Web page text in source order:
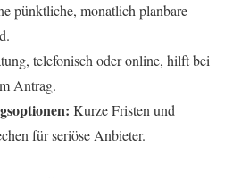
pünktliche, monatlich planbare
telefonisch oder online, hilft bei
Antrag.
Kurze Fristen und
für seriöse Anbieter.